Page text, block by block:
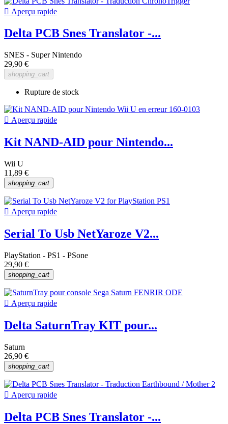
 Aperçu rapide
Delta PCB Snes Translator -...
SNES - Super Nintendo
29,90 €
shopping_cart
Rupture de stock
 Aperçu rapide
Kit NAND-AID pour Nintendo...
Wii U
11,89 €
shopping_cart
 Aperçu rapide
Serial To Usb NetYaroze V2...
PlayStation - PS1 - PSone
29,90 €
shopping_cart
 Aperçu rapide
Delta SaturnTray KIT pour...
Saturn
26,90 €
shopping_cart
 Aperçu rapide
Delta PCB Snes Translator -...